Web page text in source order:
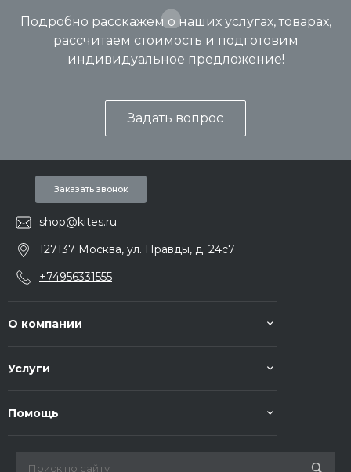
Подробно расскажем о наших услугах, товарах,
рассчитаем стоимость и подготовим
индивидуальное предложение!
Задать вопрос
Заказать звонок
shop@kites.ru
127137 Москва, ул. Правды, д. 24с7
+74956331555
О компании
Услуги
Помощь